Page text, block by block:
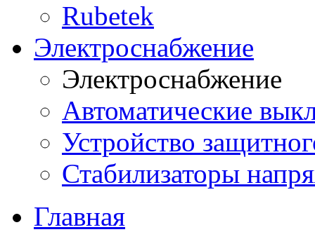
Rubetek
Электроснабжение
Электроснабжение
Автоматические
Устройство
Стабилизаторы
Главная